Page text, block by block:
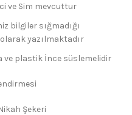
ve Sim mevcuttur
bilgiler sığmadığı
yazılmaktadır
ve plastik İnce süslemelidir
Şekeri